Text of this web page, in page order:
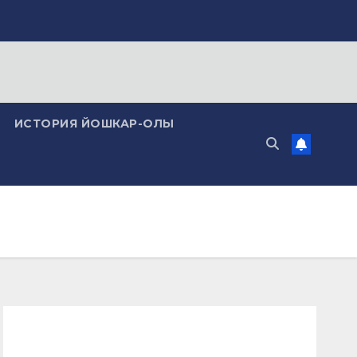
ИСТОРИЯ ЙОШКАР-ОЛЫ